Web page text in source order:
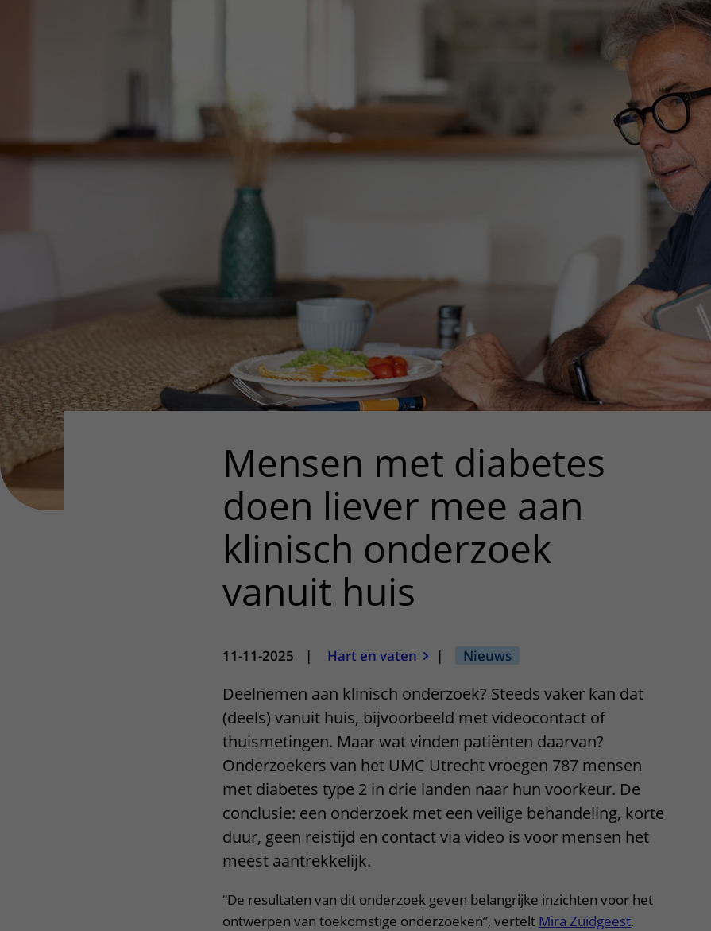
Mensen met diabetes
doen liever mee aan
klinisch onderzoek
vanuit huis
11-11-2025 | Hart en vaten | Nieuws
Deelnemen aan klinisch onderzoek? Steeds vaker kan dat
(deels) vanuit huis, bijvoorbeeld met videocontact of
thuismetingen. Maar wat vinden patiënten daarvan?
Onderzoekers van het UMC Utrecht vroegen 787 mensen
met diabetes type 2 in drie landen naar hun voorkeur. De
conclusie: een onderzoek met een veilige behandeling, korte
duur, geen reistijd en contact via video is voor mensen het
meest aantrekkelijk.
“De resultaten van dit onderzoek geven belangrijke inzichten voor het
ontwerpen van toekomstige onderzoeken”, vertelt Mira Zuidgeest,